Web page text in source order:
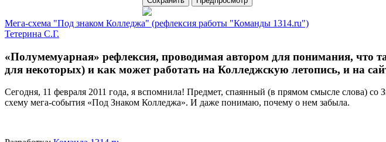
Мега-схема "Под знаком Колледжа" (рефлексия работы "Команды 1314.ru")
Тетерина С.Г.
«Полумемуарная» рефлексия, проводимая автором для понимания, что
для некоторых) и как может работать на Колледжскую летопись, и на
Сегодня, 11 февраля 2011 года, я вспомнила! Предмет, спаянный (в прямом смысле слова)
схему мега-события «Под Знаком Колледжа». И даже понимаю, почему о нем забыла.